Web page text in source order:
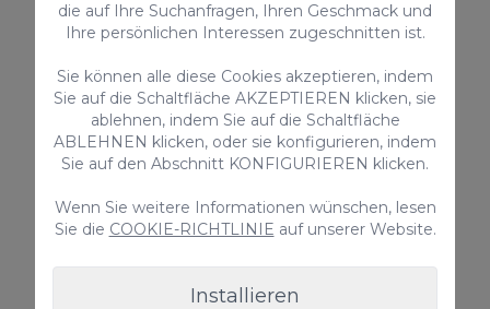
Babybett & Hochstuhl
Nachfragen
Privat
Gäste
60€ /
die auf Ihre Suchanfragen, Ihren Geschmack und
Ihre persönlichen Interessen zugeschnitten ist.
Sie können alle diese Cookies akzeptieren, indem
Sie auf die Schaltfläche AKZEPTIEREN klicken, sie
ablehnen, indem Sie auf die Schaltfläche
ABLEHNEN klicken, oder sie konfigurieren, indem
Sie auf den Abschnitt KONFIGURIEREN klicken.
Wenn Sie weitere Informationen wünschen, lesen
Sie die COOKIE-RICHTLINIE auf unserer Website.
Installieren